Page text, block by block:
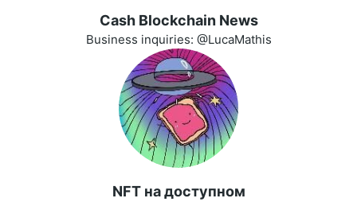
Cash Blockchain News
Business inquiries: @LucaMathis
NFT на доступном